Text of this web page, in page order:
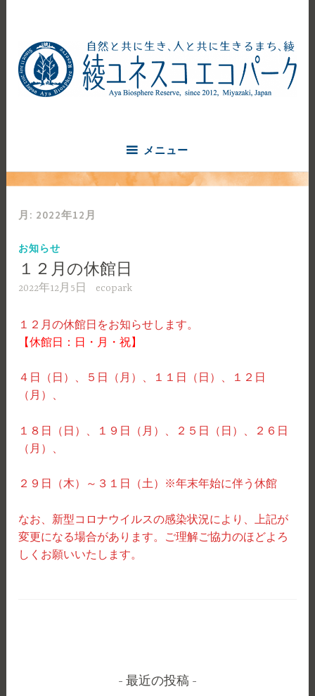
メニュー
月: 2022年12月
お知らせ
１２月の休館日
2022年12月5日 ecopark
１２月の休館日をお知らせします。
【休館日：日・月・祝】
４日（日）、５日（月）、１１日（日）、１２日
（月）、
１８日（日）、１９日（月）、２５日（日）、２６日
（月）、
２９日（木）～３１日（土）※年末年始に伴う休館
なお、新型コロナウイルスの感染状況により、上記が
変更になる場合があります。ご理解ご協力のほどよろ
しくお願いいたします。
最近の投稿